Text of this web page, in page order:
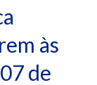
às
de